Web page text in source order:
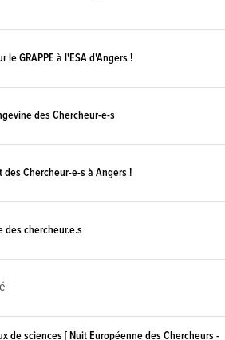
le GRAPPE à l'ESA d'Angers !
des Chercheur-e-s
des Chercheur-e-s à Angers !
des chercheur.e.s
de sciences [ Nuit Européenne des Chercheurs -